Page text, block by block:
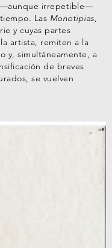
—aunque irrepetible—
Las Monotipias,
y cuyas partes
artista, remiten a la
y, simultáneamente, a
de breves
se vuelven